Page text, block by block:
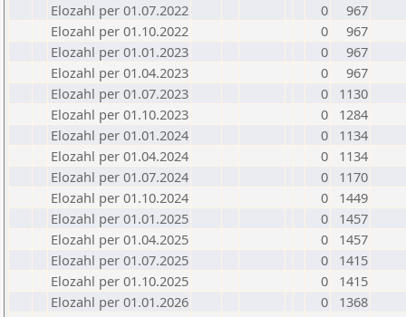
Elozahl per 01.07.2022
0
967
Elozahl per 01.10.2022
0
967
Elozahl per 01.01.2023
0
967
Elozahl per 01.04.2023
0
967
Elozahl per 01.07.2023
0
1130
Elozahl per 01.10.2023
0
1284
Elozahl per 01.01.2024
0
1134
Elozahl per 01.04.2024
0
1134
Elozahl per 01.07.2024
0
1170
Elozahl per 01.10.2024
0
1449
Elozahl per 01.01.2025
0
1457
Elozahl per 01.04.2025
0
1457
Elozahl per 01.07.2025
0
1415
Elozahl per 01.10.2025
0
1415
Elozahl per 01.01.2026
0
1368